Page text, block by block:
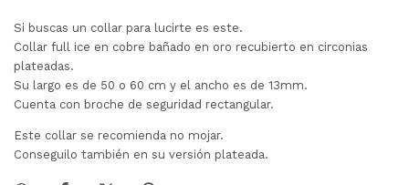
Si buscas un collar para lucirte es este.
Collar full ice en cobre bañado en oro recubierto en circonias
plateadas.
Su largo es de 50 o 60 cm y el ancho es de 13mm.
Cuenta con broche de seguridad rectangular.
Este collar se recomienda no mojar.
Conseguilo también en su versión plateada.